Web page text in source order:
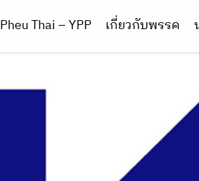
Pheu Thai – YPP เกี่ยวกับพรรค